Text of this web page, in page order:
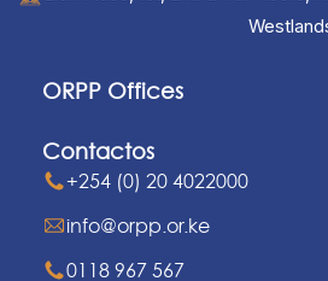
ORPP Offices
Contactos
+254 (0) 20 4022000
info@orpp.or.ke
0118 967 567